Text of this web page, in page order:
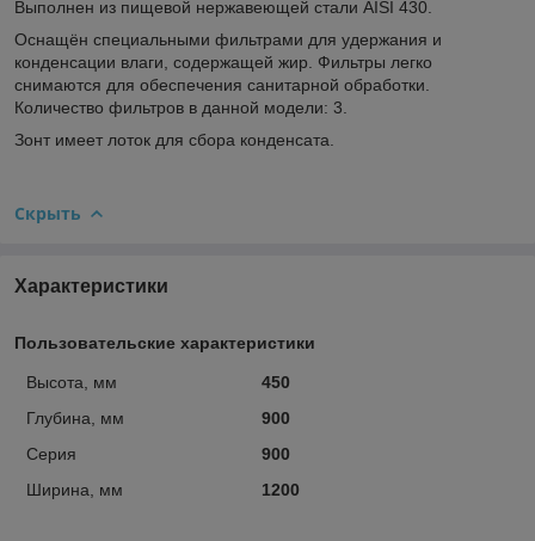
Выполнен из пищевой нержавеющей стали AISI 430.
Оснащён специальными фильтрами для удержания и
конденсации влаги, содержащей жир. Фильтры легко
снимаются для обеспечения санитарной обработки.
Количество фильтров в данной модели: 3.
Зонт имеет лоток для сбора конденсата.
Скрыть
Характеристики
Пользовательские характеристики
Высота, мм
450
Глубина, мм
900
Серия
900
Ширина, мм
1200